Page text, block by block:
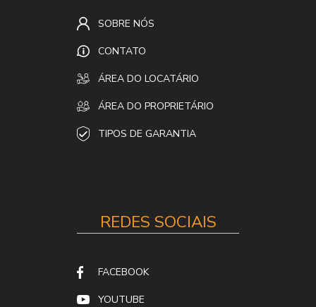
SOBRE NÓS
CONTATO
ÁREA DO LOCATÁRIO
ÁREA DO PROPRIETÁRIO
TIPOS DE GARANTIA
REDES SOCIAIS
FACEBOOK
YOUTUBE